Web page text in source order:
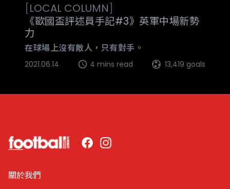
[LOCAL COLUMN]
《歐國盃評述員手記#3》英軍中場新勢
力
在球場上沒有敵人，只有對手。
2021.06.14 4 mins read 13,419 goals
FacebookInstagram
關於我們